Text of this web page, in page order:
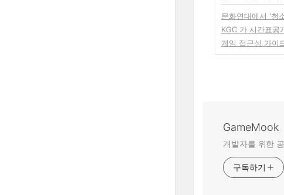
문화연대에서 '청
KGC 가 시간표공
게임 접근성 가이
GameMook
개발자를 위한
구독하기